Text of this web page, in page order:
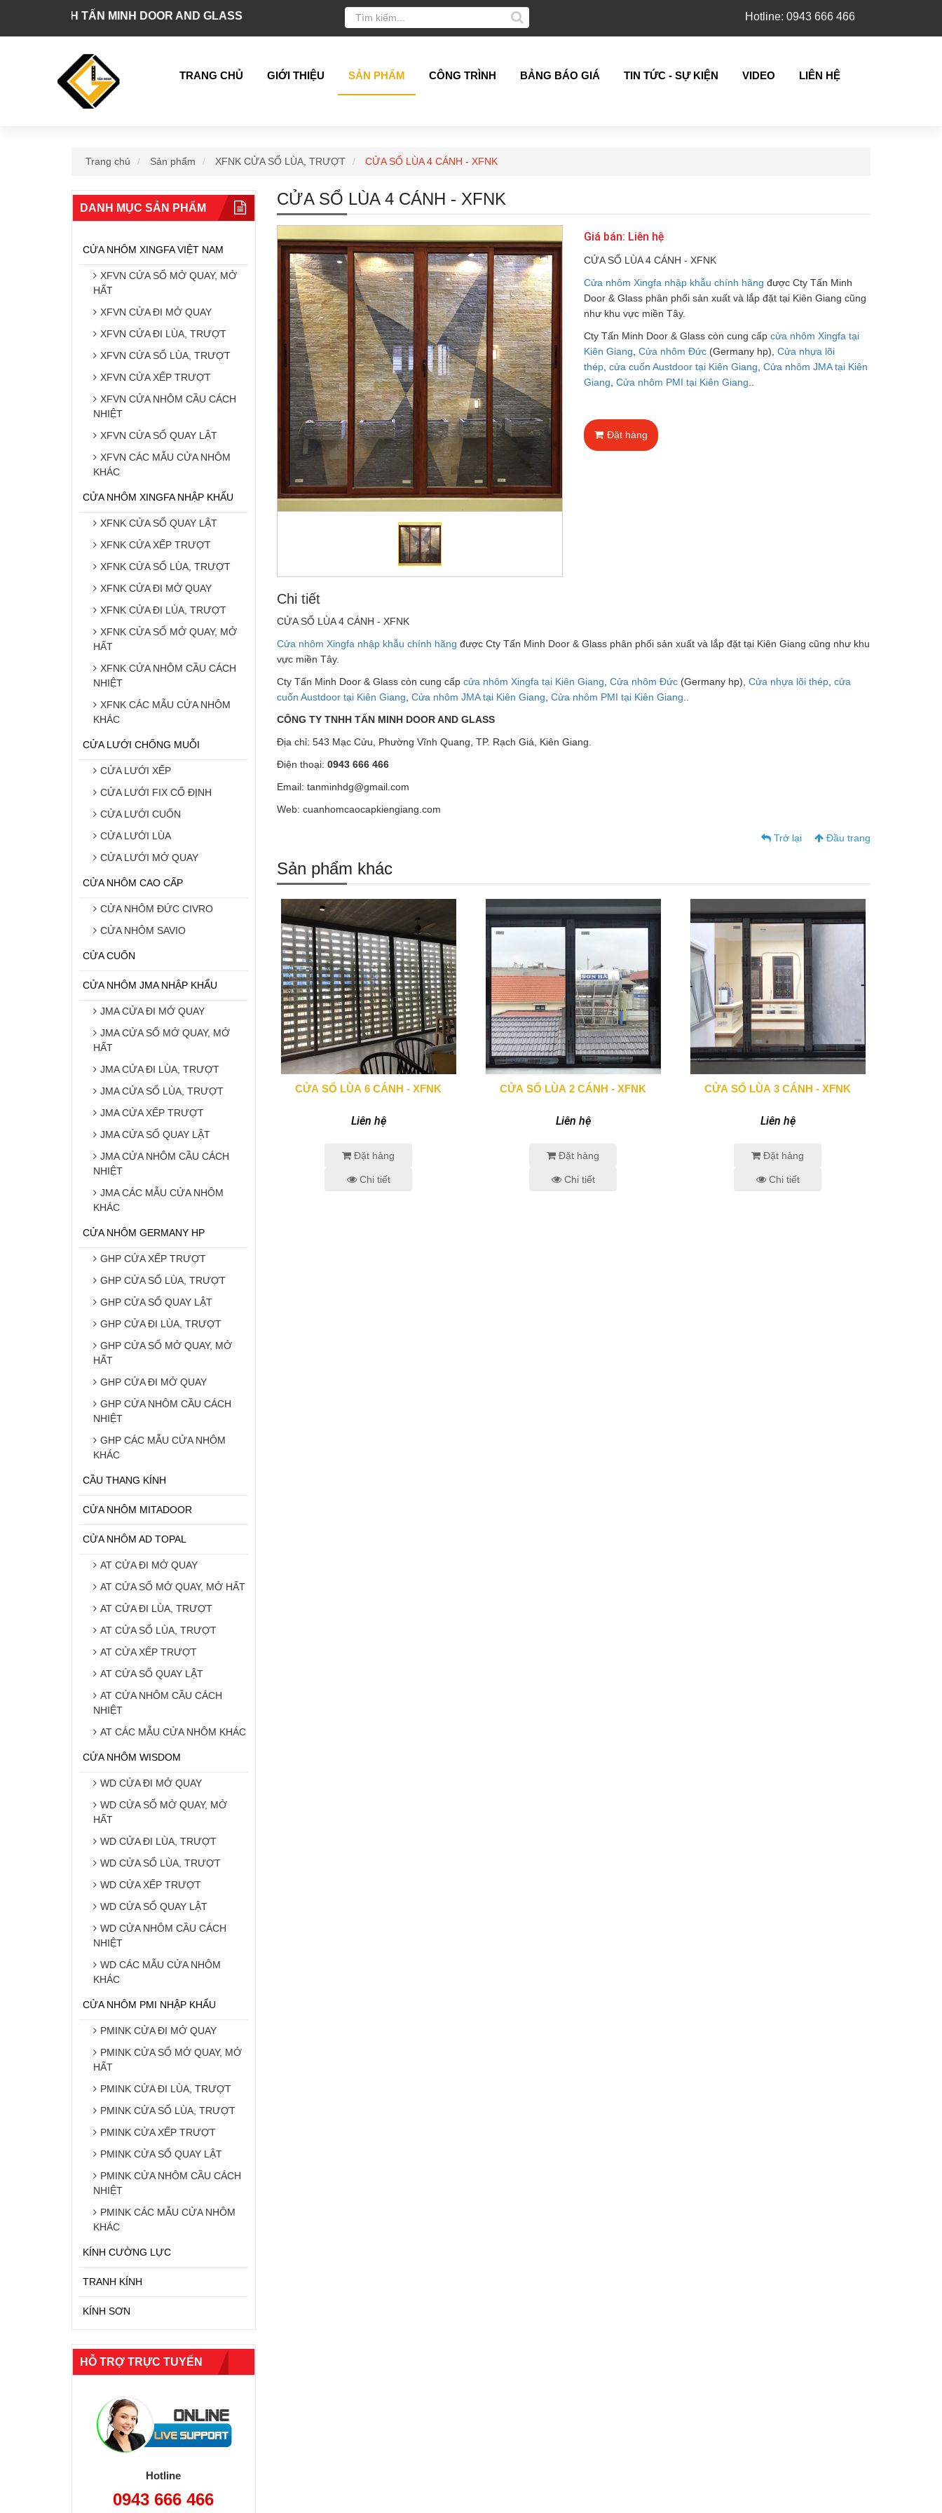
TẤN MINH DOOR AND GLASS Hotline: 0943 666 466
TRANG CHỦ GIỚI THIỆU SẢN PHẨM CÔNG TRÌNH BẢNG BÁO GIÁ TIN TỨC - SỰ KIỆN VIDEO LIÊN HỆ
Trang chủ Sản phẩm XFNK CỬA SỔ LÙA, TRƯỢT CỬA SỔ LÙA 4 CÁNH - XFNK
DANH MỤC SẢN PHẨM
CỬA NHÔM XINGFA VIỆT NAM
XFVN CỬA SỔ MỞ QUAY, MỞ
HẤT
XFVN CỬA ĐI MỞ QUAY
XFVN CỬA ĐI LÙA, TRƯỢT
XFVN CỬA SỔ LÙA, TRƯỢT
XFVN CỬA XẾP TRƯỢT
XFVN CỬA NHÔM CẦU CÁCH
NHIỆT
XFVN CỬA SỔ QUAY LẬT
XFVN CÁC MẪU CỬA NHÔM
KHÁC
CỬA NHÔM XINGFA NHẬP KHẨU
XFNK CỬA SỔ QUAY LẬT
XFNK CỬA XẾP TRƯỢT
XFNK CỬA SỔ LÙA, TRƯỢT
XFNK CỬA ĐI MỞ QUAY
XFNK CỬA ĐI LÙA, TRƯỢT
XFNK CỬA SỔ MỞ QUAY, MỞ
HẤT
XFNK CỬA NHÔM CẦU CÁCH
NHIỆT
XFNK CÁC MẪU CỬA NHÔM
KHÁC
CỬA LƯỚI CHỐNG MUỖI
CỬA LƯỚI XẾP
CỬA LƯỚI FIX CỐ ĐỊNH
CỬA LƯỚI CUỐN
CỬA LƯỚI LÙA
CỬA LƯỚI MỞ QUAY
CỬA NHÔM CAO CẤP
CỬA NHÔM ĐỨC CIVRO
CỬA NHÔM SAVIO
CỬA CUỐN
CỬA NHÔM JMA NHẬP KHẨU
JMA CỬA ĐI MỞ QUAY
JMA CỬA SỔ MỞ QUAY, MỞ
HẤT
JMA CỬA ĐI LÙA, TRƯỢT
JMA CỬA SỔ LÙA, TRƯỢT
JMA CỬA XẾP TRƯỢT
JMA CỬA SỔ QUAY LẬT
JMA CỬA NHÔM CẦU CÁCH
NHIỆT
JMA CÁC MẪU CỬA NHÔM
KHÁC
CỬA NHÔM GERMANY HP
GHP CỬA XẾP TRƯỢT
GHP CỬA SỔ LÙA, TRƯỢT
GHP CỬA SỔ QUAY LẬT
GHP CỬA ĐI LÙA, TRƯỢT
GHP CỬA SỔ MỞ QUAY, MỞ
HẤT
GHP CỬA ĐI MỞ QUAY
GHP CỬA NHÔM CẦU CÁCH
NHIỆT
GHP CÁC MẪU CỬA NHÔM
KHÁC
CẦU THANG KÍNH
CỬA NHÔM MITADOOR
CỬA NHÔM AD TOPAL
AT CỬA ĐI MỞ QUAY
AT CỬA SỔ MỞ QUAY, MỞ HẤT
AT CỬA ĐI LÙA, TRƯỢT
AT CỬA SỔ LÙA, TRƯỢT
AT CỬA XẾP TRƯỢT
AT CỬA SỔ QUAY LẬT
AT CỬA NHÔM CẦU CÁCH
NHIỆT
AT CÁC MẪU CỬA NHÔM KHÁC
CỬA NHÔM WISDOM
WD CỬA ĐI MỞ QUAY
WD CỬA SỔ MỞ QUAY, MỞ
HẤT
WD CỬA ĐI LÙA, TRƯỢT
WD CỬA SỔ LÙA, TRƯỢT
WD CỬA XẾP TRƯỢT
WD CỬA SỔ QUAY LẬT
WD CỬA NHÔM CẦU CÁCH
NHIỆT
WD CÁC MẪU CỬA NHÔM
KHÁC
CỬA NHÔM PMI NHẬP KHẨU
PMINK CỬA ĐI MỞ QUAY
PMINK CỬA SỔ MỞ QUAY, MỞ
HẤT
PMINK CỬA ĐI LÙA, TRƯỢT
PMINK CỬA SỔ LÙA, TRƯỢT
PMINK CỬA XẾP TRƯỢT
PMINK CỬA SỔ QUAY LẬT
PMINK CỬA NHÔM CẦU CÁCH
NHIỆT
PMINK CÁC MẪU CỬA NHÔM
KHÁC
KÍNH CƯỜNG LỰC
TRANH KÍNH
KÍNH SƠN
HỖ TRỢ TRỰC TUYẾN
Hotline
0943 666 466
CỬA SỔ LÙA 4 CÁNH - XFNK
Giá bán: Liên hệ
CỬA SỔ LÙA 4 CÁNH - XFNK
Cửa nhôm Xingfa nhập khẫu chính hãng được Cty Tấn Minh
Door & Glass phân phối sản xuất và lắp đặt tại Kiên Giang cũng
như khu vực miền Tây.
Cty Tấn Minh Door & Glass còn cung cấpcửa nhôm Xingfa tại
Kiên Giang ,Cửa nhôm Đức (Germany hp),Cửa nhựa lõi
thép ,cửa cuốn Austdoor tại Kiên Giang ,Cửa nhôm JMA tại Kiên
Giang ,Cửa nhôm PMI tại Kiên Giang
Đặt hàng
Chi tiết
CỬA SỔ LÙA 4 CÁNH - XFNK
Cửa nhôm Xingfa nhập khẫu chính hãng được Cty Tấn Minh Door & Glass phân phối sản xuất và lắp đặt tại Kiên Giang cũng như khu
vực miền Tây.
Cty Tấn Minh Door & Glass còn cung cấp cửa nhôm Xingfa tại Kiên Giang Cửa nhôm Đức (Germany hp), Cửa nhựa lõi thép, cửa
cuốn Austdoor tại Kiên Giang Cửa nhôm JMA tại Kiên Giang Cửa nhôm PMI tại Kiên Giang
CÔNG TY TNHH TẤN MINH DOOR AND GLASS
Địa chỉ: 543 Mạc Cửu, Phường Vĩnh Quang, TP. Rạch Giá, Kiên Giang.
Điện thoại: 0943 666 466
Email: tanminhdg@gmail.com
Web: cuanhomcaocapkiengiang.com
Trở lại Đầu trang
Sản phẩm khác
0943 666 466
CỬA SỔ LÙA 6 CÁNH - XFNK
Liên hệ
Đặt hàng
Chi tiết
0943 666 466
CỬA SỔ LÙA 2 CÁNH - XFNK
Liên hệ
Đặt hàng
Chi tiết
0943 666 466
CỬA SỔ LÙA 3 CÁNH - XFNK
Liên hệ
Đặt hàng
Chi tiết